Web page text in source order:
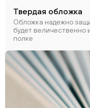
Твердая обложка
Обложка надежно
будет величественно
полке